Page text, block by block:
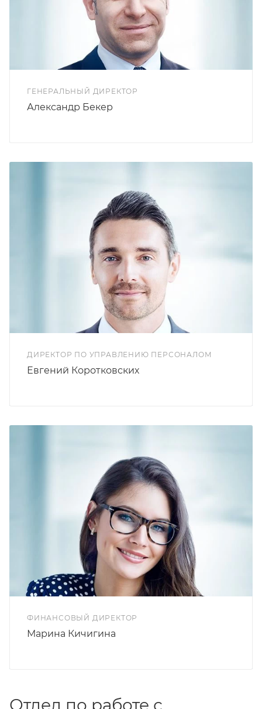
ГЕНЕРАЛЬНЫЙ ДИРЕКТОР
Александр Бекер
ДИРЕКТОР ПО УПРАВЛЕНИЮ ПЕРСОНАЛОМ
Евгений Коротковских
ФИНАНСОВЫЙ ДИРЕКТОР
Марина Кичигина
Отдел по работе с